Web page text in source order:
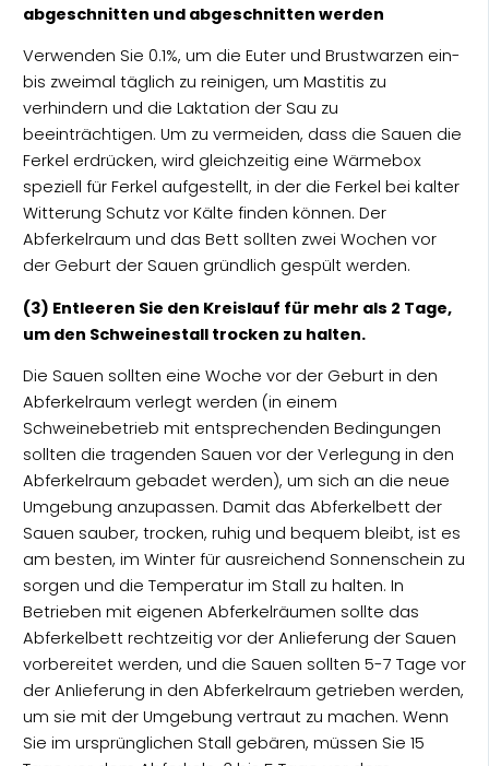
abgeschnitten und abgeschnitten werden
Verwenden Sie 0.1%, um die Euter und Brustwarzen ein-
bis zweimal täglich zu reinigen, um Mastitis zu
verhindern und die Laktation der Sau zu
beeinträchtigen. Um zu vermeiden, dass die Sauen die
Ferkel erdrücken, wird gleichzeitig eine Wärmebox
speziell für Ferkel aufgestellt, in der die Ferkel bei kalter
Witterung Schutz vor Kälte finden können. Der
Abferkelraum und das Bett sollten zwei Wochen vor
der Geburt der Sauen gründlich gespült werden.
(3) Entleeren Sie den Kreislauf für mehr als 2 Tage,
um den Schweinestall trocken zu halten.
Die Sauen sollten eine Woche vor der Geburt in den
Abferkelraum verlegt werden (in einem
Schweinebetrieb mit entsprechenden Bedingungen
sollten die tragenden Sauen vor der Verlegung in den
Abferkelraum gebadet werden), um sich an die neue
Umgebung anzupassen. Damit das Abferkelbett der
Sauen sauber, trocken, ruhig und bequem bleibt, ist es
am besten, im Winter für ausreichend Sonnenschein zu
sorgen und die Temperatur im Stall zu halten. In
Betrieben mit eigenen Abferkelräumen sollte das
Abferkelbett rechtzeitig vor der Anlieferung der Sauen
vorbereitet werden, und die Sauen sollten 5-7 Tage vor
der Anlieferung in den Abferkelraum getrieben werden,
um sie mit der Umgebung vertraut zu machen. Wenn
Sie im ursprünglichen Stall gebären, müssen Sie 15